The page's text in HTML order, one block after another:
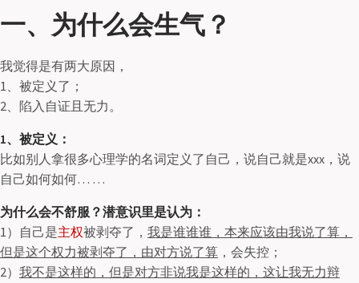
一、为什么会生气？
我觉得是有两大原因，
1、被定义了；
2、陷入自证且无力。
1、被定义：
比如别人拿很多心理学的名词定义了自己，说自己就是xxx，说
自己如何如何… …
为什么会不舒服？潜意识里是认为：
1）自己是主权被剥夺了， 我是谁谁谁，本来应该由我说了算，
但是这个权力被剥夺了，由对方说了算 ，会失控；
2） 我不是这样的，但是对方非说我是这样的，这让我无力辩